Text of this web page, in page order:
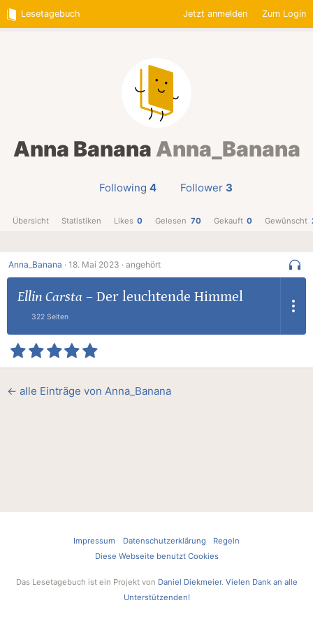
Lesetagebuch Jetzt anmelden Zum Login
Anna Banana Anna_Banana
Following 4 Follower 3
Übersicht Statistiken Likes 0 Gelesen 70 Gekauft 0 Gewünscht
Anna_Banana · 18. Mai 2023 · angehört
Ellin Carsta – Der leuchtende Himmel
322 Seiten
← alle Einträge von Anna_Banana
Impressum Datenschutzerklärung
Regeln
Diese Webseite benutzt Cookies
Das Lesetagebuch ist ein Projekt von Daniel Diekmeier. Vielen Dank an alle
Unterstützenden!